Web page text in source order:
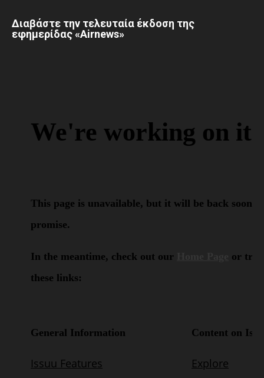
Διαβάστε την τελευταία έκδοση της
εφημερίδας «Airnews»